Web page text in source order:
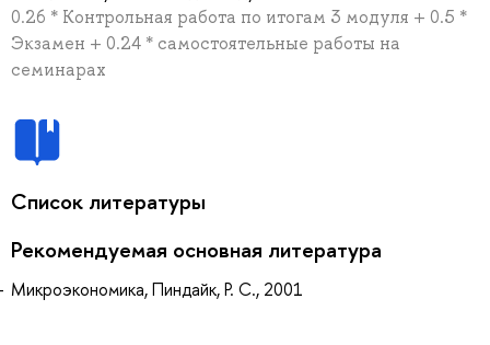
0.26 * Контрольная работа по итогам 3 модуля + 0.5 *
Экзамен + 0.24 * самостоятельные работы на
семинарах
Список литературы
Рекомендуемая основная литература
Микроэкономика, Пиндайк, Р. С., 2001